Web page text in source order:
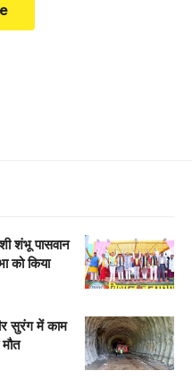
शंभू पासवान
को किया
सुरंग में काम